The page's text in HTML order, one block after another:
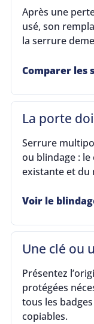
Après une
usé, son
la serrure
Comparer les
La porte
Serrure
ou blindage :
existante et du
Voir le
Une clé ou
Présentez
protégées
tous les
copiables.